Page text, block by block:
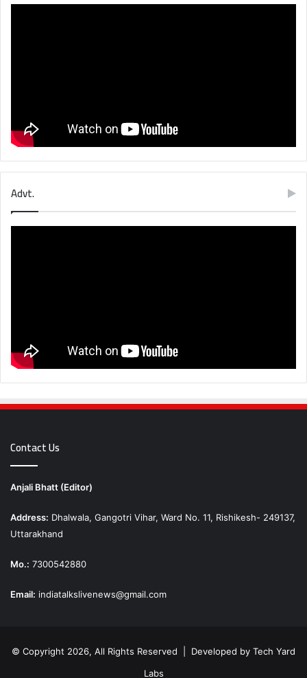
Advt.
Contact Us
Anjali Bhatt (Editor)
Address: Dhalwala, Gangotri Vihar, Ward No. 11, Rishikesh- 249137,
Uttarakhand
Mo.: 7300542880
Email: indiatalkslivenews@gmail.com
© Copyright 2026, All Rights Reserved | Developed by Tech Yard
Labs